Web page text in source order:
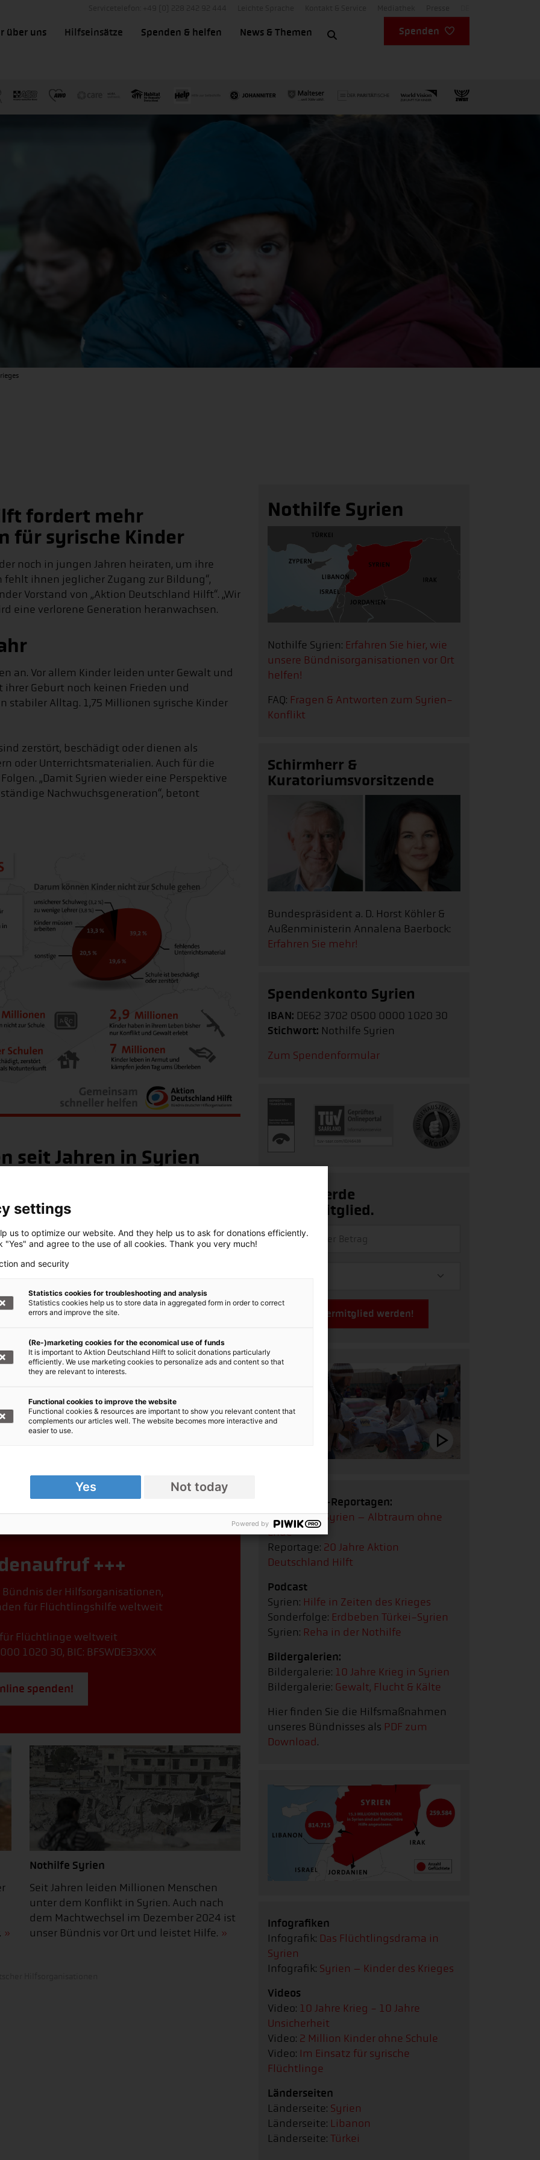
über uns Hilfseinsätze Spenden & helfen News & Themen Spenden
fordert mehr
für syrische Kinder
noch in jungen Jahren heiraten, um ihre
ihnen jeglicher Zugang zur Bildung“,
Vorstand von „Aktion Deutschland Hilft“. „Wir
eine verlorene Generation heranwachsen.
an. Vor allem Kinder leiden unter Gewalt und
Geburt noch keinen Frieden und
stabiler Alltag. 1,75 Millionen syrische Kinder
zerstört, beschädigt oder dienen als
oder Unterrichtsmaterialien. Auch für die
„Damit Syrien wieder eine Perspektive
Nachwuchsgeneration“, betont
seit Jahren in Syrien
einen sehr hohen Stellenwert. Bevor der
in Syrien bei 97 Prozent. Die
Hilft“ sind seit Jahren in Syrien aktiv,
zu ermöglichen. So unterstützt arche noVa
Schulen. Die Organisation setzte die
und verteilt Schulmaterial und Essen.
werden
alarmierend. Dort kann rund die Hälfte
gehen. So war es auch bei Iman. Sie floh
nach Jordanien. Um die Miete
Iman arbeiten und kam oft erst spätabends
Bündnisorganisation CARE kann sie nun
sich mein Traum, Lehrerin zu werden, nun
ADRA 160 syrischen
Mathe, Naturwissenschaften, Englisch
Betreuung in Anspruch nehmen.
+++
der Hilfsorganisationen,
für Flüchtlingshilfe weltweit
Flüchtlinge weltweit
1020 30, BIC: BFSWDE33XXX
spenden!
Nothilfe Syrien
Seit Jahren leiden Millionen Menschen
unter dem Konflikt in Syrien. Auch nach
dem Machtwechsel im Dezember 2024 ist
unser Bündnis vor Ort und leistet Hilfe.
Nothilfe Syrien
Nothilfe Syrien: Erfahren Sie hier, wie
unsere Bündnisorganisationen vor Ort
helfen!
FAQ: Fragen & Antworten zum Syrien-
Konflikt
Schirmherr &
Kuratoriumsvorsitzende
Bundespräsident a. D. Horst Köhler &
Außenministerin Annalena Baerbock:
Erfahren Sie mehr!
Spendenkonto Syrien
IBAN: DE62 3702 0500 0000 1020 30
Stichwort: Nothilfe Syrien
Zum Spendenformular
Ja, ich werde
Fördermitglied.
Jetzt Fördermitglied werden!
Multimedia-Reportagen:
Reportage:Syrien – Albtraum ohne
Ende
Reportage: 20 Jahre Aktion
Deutschland Hilft
Podcast
Syrien: Hilfe in Zeiten des Krieges
Sonderfolge: Erdbeben Türkei-Syrien
Syrien: Reha in der Nothilfe
Bildergalerien:
Bildergalerie: 10 Jahre Krieg in Syrien
Bildergalerie: Gewalt, Flucht & Kälte
Hier finden Sie die Hilfsmaßnahmen
unseres Bündnisses als PDF zum
Download.
Infografiken
Infografik: Das Flüchtlingsdrama in
Syrien
Infografik: Syrien – Kinder des Krieges
Videos
Video: 10 Jahre Krieg - 10 Jahre
Unsicherheit
Video: 2 Million Kinder ohne Schule
Video: Im Einsatz für syrische
Flüchtlinge
Länderseiten
Länderseite: Syrien
Länderseite: Libanon
Länderseite: Türkei
settings
us to optimize our website. And they help us to ask for donations efficiently.
"Yes" and agree to the use of all cookies. Thank you very much!
and security
Statistics cookies for troubleshooting and analysis
Statistics cookies help us to store data in aggregated form in order to correct
errors and improve the site.
(Re-)marketing cookies for the economical use of funds
It is important to Aktion Deutschland Hilft to solicit donations particularly
efficiently. We use marketing cookies to personalize ads and content so that
they are relevant to interests.
Functional cookies to improve the website
Functional cookies & resources are important to show you relevant content that
complements our articles well. The website becomes more interactive and
easier to use.
Yes Not today
Powered by